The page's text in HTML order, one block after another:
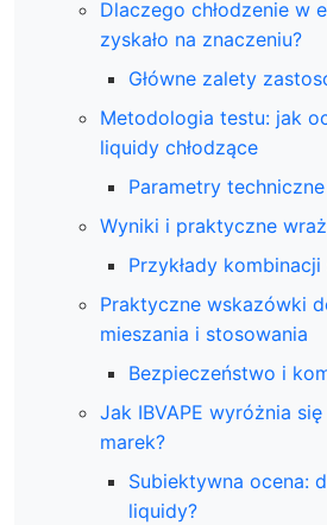
Dlaczego chłodzenie w
zyskało na znaczeniu?
Główne zalety
Metodologia testu: jak
liquidy chłodzące
Parametry
Wyniki i praktyczne
Przykłady
Praktyczne wskazówki
mieszania i stosowania
Bezpieczeństwo i
Jak IBVAPE wyróżnia
marek?
Subiektywna ocena:
liquidy?